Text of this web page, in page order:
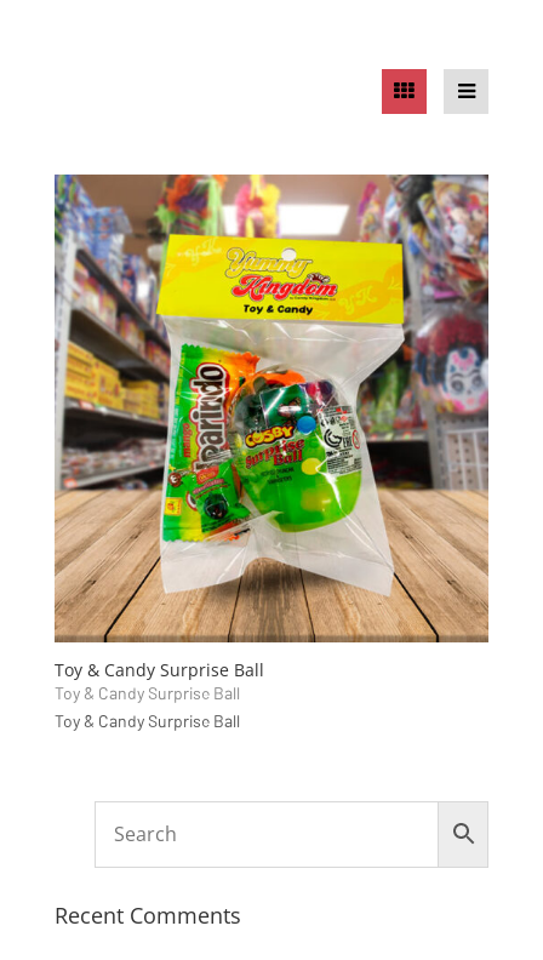
Toy & Candy Surprise Ball
Toy & Candy Surprise Ball
Toy & Candy Surprise Ball
Recent Comments